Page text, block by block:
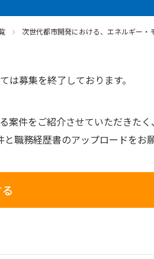
次世代都市開発における、エネルギー・
は募集を終了しております。
案件を ご紹介させていただきたく、
と職務経歴書のアップロードをお